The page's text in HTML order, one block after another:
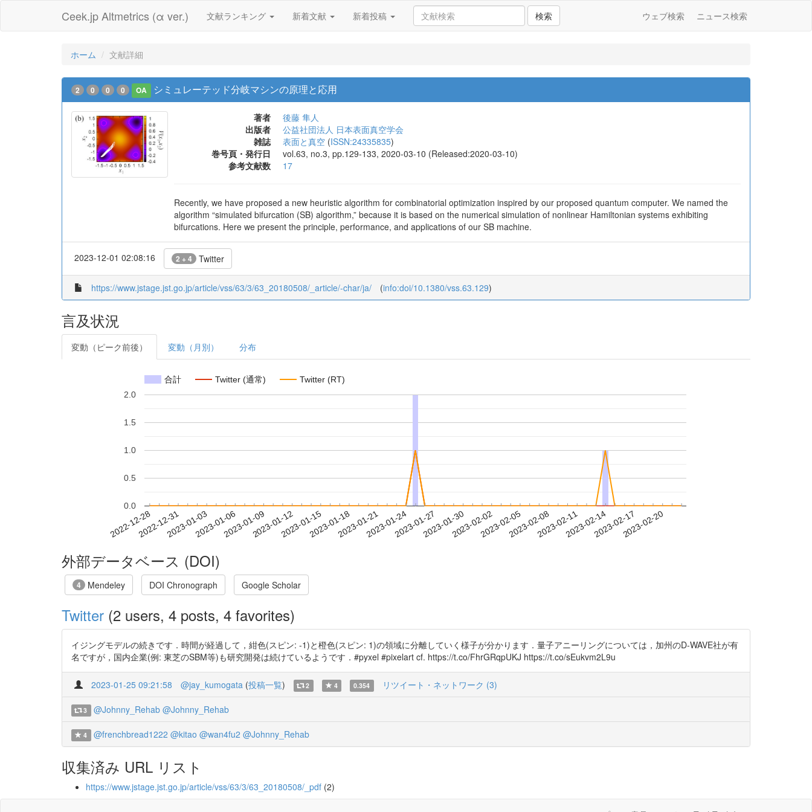
Ceek.jp Altmetrics (α ver.) 文献ランキング 新着文献 新着投稿 検索 ウェブ検索 ニュース検索
ホーム 文献詳細
2 0 0 0 OA シミュレーテッド分岐マシンの原理と応用
著者
後藤 隼人
出版者
公益社団法人 日本表面真空学会
雑誌
表面と真空 (ISSN:24335835)
巻号頁・発行日
vol.63, no.3, pp.129-133, 2020-03-10 (Released:2020-03-10)
参考文献数
17
Recently, we have proposed a new heuristic algorithm for combinatorial optimization inspired by our proposed quantum computer. We named the
algorithm “simulated bifurcation (SB) algorithm,” because it is based on the numerical simulation of nonlinear Hamiltonian systems exhibiting
bifurcations. Here we present the principle, performance, and applications of our SB machine.
2023-12-01 02:08:16 2 + 4 Twitter
https://www.jstage.jst.go.jp/article/vss/63/3/63_20180508/_article/-char/ja/ (info:doi/10.1380/vss.63.129)
言及状況
変動（ピーク前後） 変動（月別） 分布
合計 Twitter (通常) Twitter (RT)
2022-12-282022-12-312023-01-032023-01-062023-01-092023-01-122023-01-152023-01-182023-01-212023-01-242023-01-272023-01-302023-02-022023-02-052023-02-082023-02-112023-02-142023-02-172023-02-20
0.0
0.5
1.0
1.5
2.0
外部データベース (DOI)
4 Mendeley DOI Chronograph Google Scholar
Twitter (2 users, 4 posts, 4 favorites)
イジングモデルの続きです．時間が経過して，紺色(スピン: -1)と橙色(スピン: 1)の領域に分離していく様子が分かります．量子アニーリングについては，加州のD-WAVE社が有
名ですが，国内企業(例: 東芝のSBM等)も研究開発は続けているようです．#pyxel #pixelart cf. https://t.co/FhrGRqpUKJ https://t.co/sEukvm2L9u
2023-01-25 09:21:58 @jay_kumogata (投稿一覧) 2 4 0.354 リツイート・ネットワーク (3)
3 @Johnny_Rehab @Johnny_Rehab
4 @frenchbread1222 @kitao @wan4fu2 @Johnny_Rehab
収集済み URL リスト
https://www.jstage.jst.go.jp/article/vss/63/3/63_20180508/_pdf (2)